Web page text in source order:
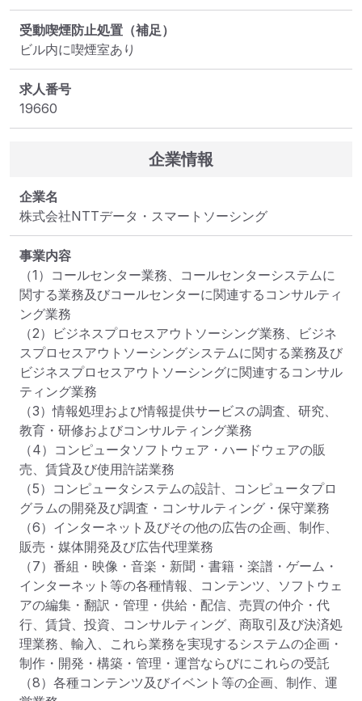
受動喫煙防止処置（補足）
ビル内に喫煙室あり
求人番号
19660
企業情報
企業名
株式会社NTTデータ・スマートソーシング
事業内容
（1）コールセンター業務、コールセンターシステムに
関する業務及びコールセンターに関連するコンサルティ
ング業務
（2）ビジネスプロセスアウトソーシング業務、ビジネ
スプロセスアウトソーシングシステムに関する業務及び
ビジネスプロセスアウトソーシングに関連するコンサル
ティング業務
（3）情報処理および情報提供サービスの調査、研究、
教育・研修およびコンサルティング業務
（4）コンピュータソフトウェア・ハードウェアの販
売、賃貸及び使用許諾業務
（5）コンピュータシステムの設計、コンピュータプロ
グラムの開発及び調査・コンサルティング・保守業務
（6）インターネット及びその他の広告の企画、制作、
販売・媒体開発及び広告代理業務
（7）番組・映像・音楽・新聞・書籍・楽譜・ゲーム・
インターネット等の各種情報、コンテンツ、ソフトウェ
アの編集・翻訳・管理・供給・配信、売買の仲介・代
行、賃貸、投資、コンサルティング、商取引及び決済処
理業務、輸入、これら業務を実現するシステムの企画・
制作・開発・構築・管理・運営ならびにこれらの受託
（8）各種コンテンツ及びイベント等の企画、制作、運